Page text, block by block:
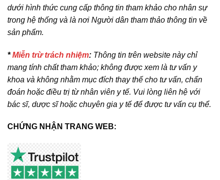
dưới hình thức cung cấp thông tin tham khảo cho nhân sự
trong hệ thống và là nơi Người dân tham thảo thông tin về
sản phẩm.
*Miễn trừ trách nhiệm: Thông tin trên website này chỉ
mang tính chất tham khảo; không được xem là tư vấn y
khoa và không nhằm mục đích thay thế cho tư vấn, chẩn
đoán hoặc điều trị từ nhân viên y tế. Vui lòng liên hệ với
bác sĩ, dược sĩ hoặc chuyên gia y tế để được tư vấn cụ thể.
CHỨNG NHẬN TRANG WEB: